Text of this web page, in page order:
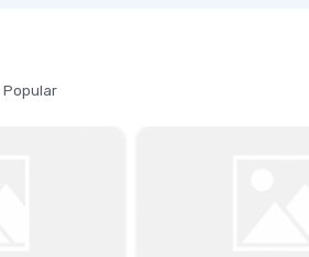
Popular